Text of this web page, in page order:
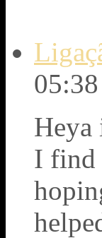
05:38
Heya
I find